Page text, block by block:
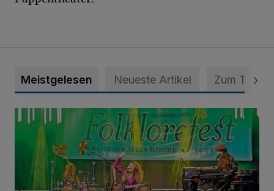
Meistgelesen Neueste Artikel Zum Thema
Folklorefest Krefeld – „Frauen dieser Welt“